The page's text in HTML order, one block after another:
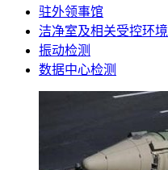
驻外领事馆
洁净室及相关受控环境
振动检测
数据中心检测